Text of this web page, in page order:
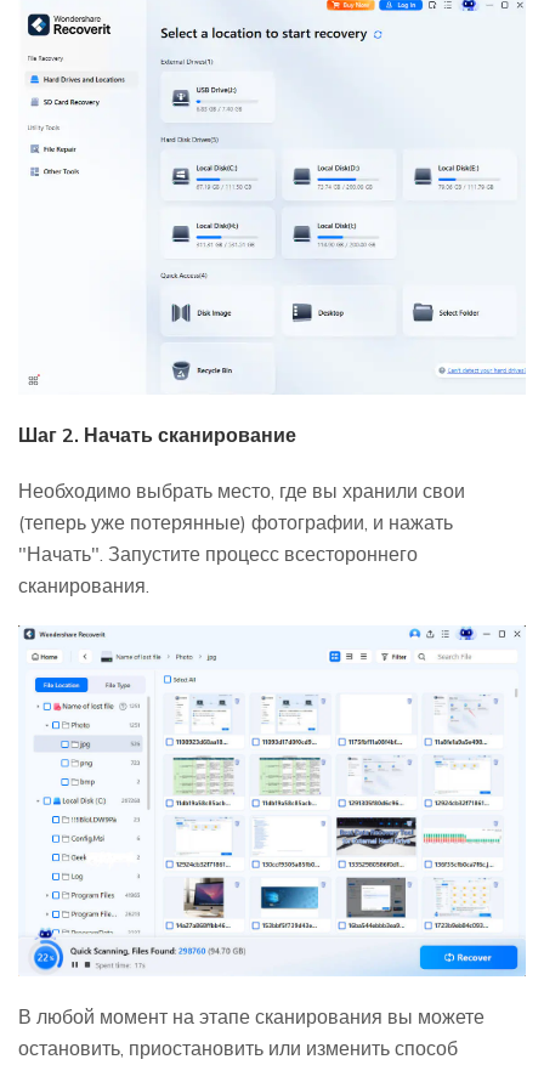
Шаг 2. Начать сканирование
Необходимо выбрать место, где вы хранили свои
(теперь уже потерянные) фотографии, и нажать
"Начать". Запустите процесс всестороннего
сканирования.
В любой момент на этапе сканирования вы можете
остановить, приостановить или изменить способ